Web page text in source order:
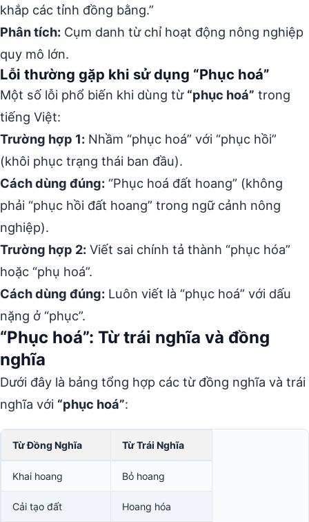
khắp các tỉnh đồng bằng.”
Phân tích: Cụm danh từ chỉ hoạt động nông nghiệp
quy mô lớn.
Lỗi thường gặp khi sử dụng “Phục hoá”
Một số lỗi phổ biến khi dùng từ “phục hoá” trong
tiếng Việt:
Trường hợp 1: Nhầm “phục hoá” với “phục hồi”
(khôi phục trạng thái ban đầu).
Cách dùng đúng: “Phục hoá đất hoang” (không
phải “phục hồi đất hoang” trong ngữ cảnh nông
nghiệp).
Trường hợp 2: Viết sai chính tả thành “phục hóa”
hoặc “phụ hoá”.
Cách dùng đúng: Luôn viết là “phục hoá” với dấu
nặng ở “phục”.
“Phục hoá”: Từ trái nghĩa và đồng
nghĩa
Dưới đây là bảng tổng hợp các từ đồng nghĩa và trái
nghĩa với “phục hoá”:
Từ Đồng Nghĩa Từ Trái Nghĩa
Khai hoang Bỏ hoang
Cải tạo đất Hoang hóa